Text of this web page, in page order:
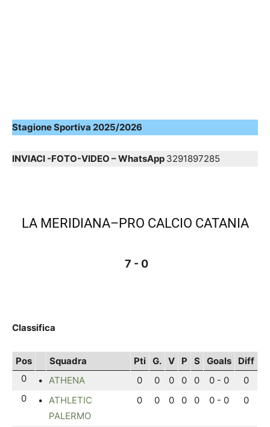
Stagione Sportiva 2025/2026
INVIACI -FOTO-VIDEO – WhatsApp 3291897285
LA MERIDIANA–PRO CALCIO CATANIA
7 - 0
Classifica
Pos Squadra Pti G. V P S Goals
Diff
0
• ATHENA 0 0 0 0 0 0 - 0
0
0
• ATHLETIC
PALERMO
0 0 0 0 0 0 - 0 0